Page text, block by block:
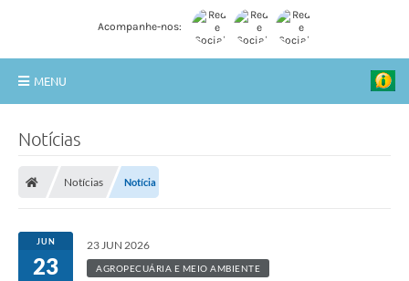
Acompanhe-nos:
MENU
SECRETARIA E DEPARTAMENTOS
Planos Municipais
Notícias
Notícias Notícia
JUN
23
23 JUN 2026
AGROPECUÁRIA E MEIO AMBIENTE